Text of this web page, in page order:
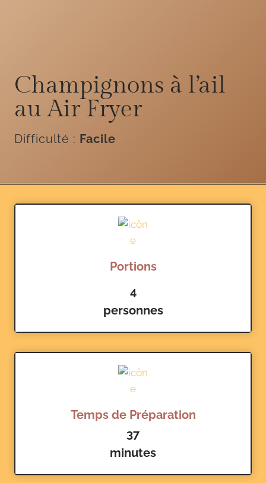
Champignons à l’ail
au Air Fryer
Difficulté : Facile
Portions
4
personnes
Temps de Préparation
37
minutes